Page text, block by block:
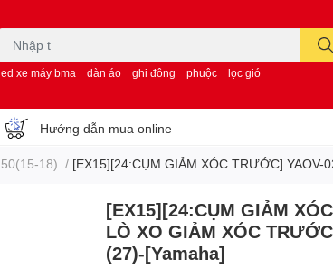
xe máy bma dàn áo ghi đông phuộc lọc gió
Hướng dẫn mua online
18) / [EX15][24:CỤM GIẢM XÓC TRƯỚC]
[EX15][24:CỤM GIẢM
LÒ XO GIẢM XÓC
(27)-[Yamaha]